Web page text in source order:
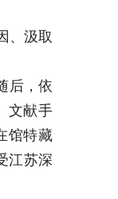
、汲取
后，依
文献手
馆特藏
江苏深